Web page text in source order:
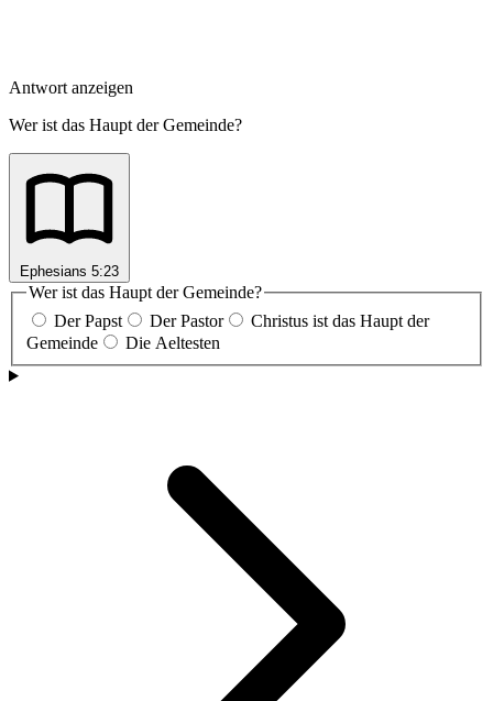
Antwort anzeigen
Wer ist das Haupt der Gemeinde?
Ephesians 5:23
Wer ist das Haupt der Gemeinde?
Der Papst
Der Pastor
Christus ist das Haupt der
Gemeinde
Die Aeltesten